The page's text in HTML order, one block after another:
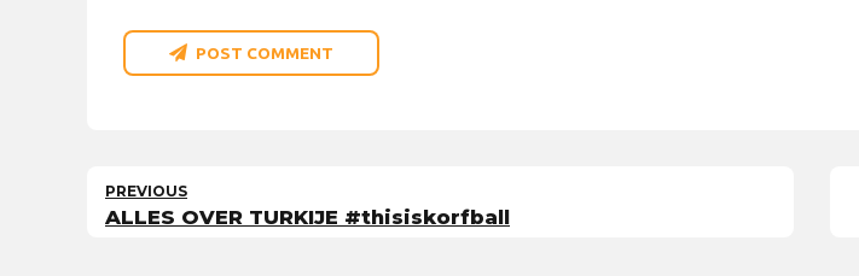
POST COMMENT
PREVIOUS
ALLES OVER TURKIJE #thisiskorfball